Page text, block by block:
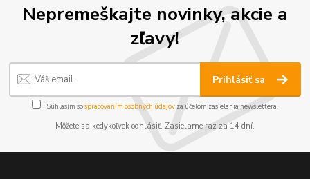
Nepremeškajte novinky, akcie a
zľavy!
Prihlásiť sa
Súhlasím sospracovaním osobných údajov za účelom zasielania newslettera.
Môžete sa kedykoľvek odhlásiť. Zasielame raz za 14 dní.